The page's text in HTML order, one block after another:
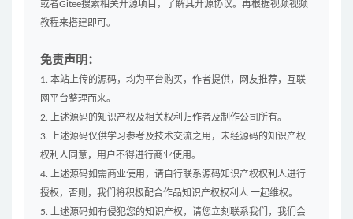
或者Gitee搜索相关开源项目，了解其开源协议。再根据视频视频
教程来搭建即可。
免责声明：
1. 本站上传的源码，均为平台购买，作者提供，网友推荐，互联
网平台整理而来。
2. 上述源码的知识产权及相关权利归作者及制作公司所有。
3. 上述源码仅供学习参考及技术交流之用，未经源码的知识产权
权利人同意，用户不得进行商业使用。
4. 上述源码如需商业使用，请自行联系源码知识产权权利人进行
授权，否则，我们将积极配合作品知识产权权利人 一起维权。
5. 上述源码如有侵犯您的知识产权，请您立刻联系我们，我们会